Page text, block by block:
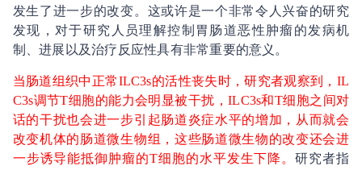
发生了进一步的改变。这或许是一个非常令人兴奋的研究
发现，对于研究人员理解控制胃肠道恶性肿瘤的发病机
制、进展以及治疗反应性具有非常重要的意义。
当肠道组织中正常ILC3s的活性丧失时，研究者观察到，IL
C3s调节T细胞的能力会明显被干扰，ILC3s和T细胞之间对
话的干扰也会进一步引起肠道炎症水平的增加，从而就会
改变机体的肠道微生物组，这些肠道微生物的改变还会进
一步诱导能抵御肿瘤的T细胞的水平发生下降。研究者指